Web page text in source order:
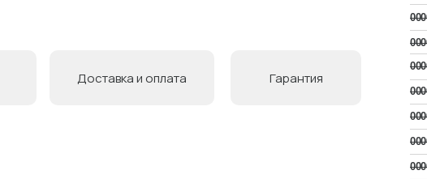
Гарантия
Доставка и оплата